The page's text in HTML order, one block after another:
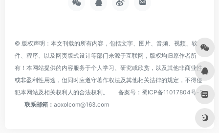
© 版权声明：本文刊载的所有内容，包括文字、图片、音频、视频、软
件、程序、以及网页版式设计等部门来源于互联网，版权均归原作者所
有！本网站提供的内容服务于个人学习、研究或欣赏，以及其他非商业性
或非盈利性用途，但同时应遵守著作权法及其他相关法律的规定，不得侵
犯本网站及相关权利人的合法权利。
备案号： 蜀ICP备11017804号-3
联系邮箱： aoxolcom@163.com